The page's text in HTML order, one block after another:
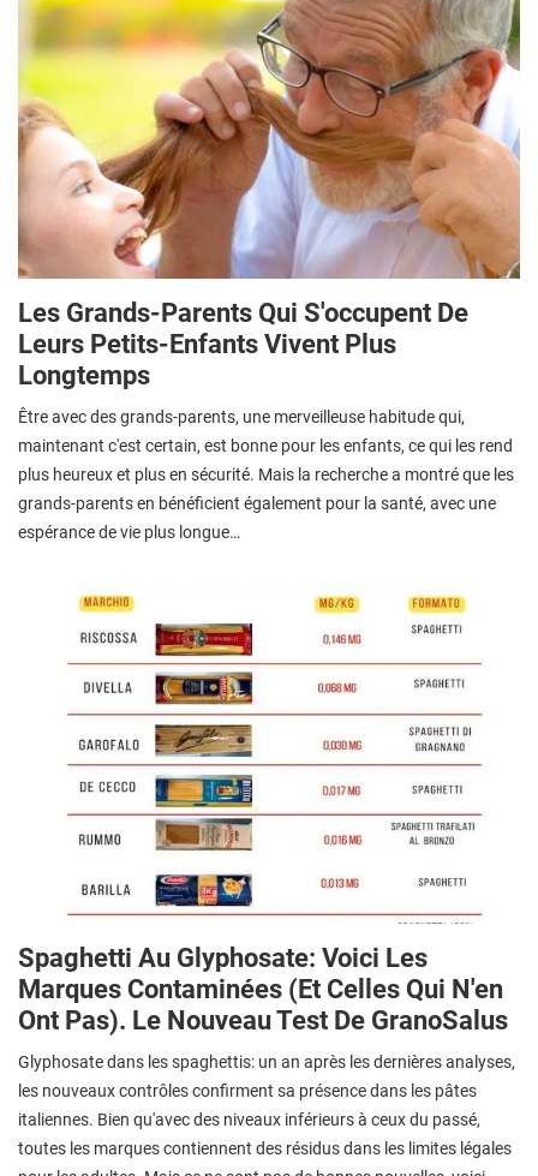
Les Grands-Parents Qui S'occupent De
Leurs Petits-Enfants Vivent Plus
Longtemps
Être avec des grands-parents, une merveilleuse habitude qui,
maintenant c'est certain, est bonne pour les enfants, ce qui les rend
plus heureux et plus en sécurité. Mais la recherche a montré que les
grands-parents en bénéficient également pour la santé, avec une
espérance de vie plus longue…
Spaghetti Au Glyphosate: Voici Les
Marques Contaminées (et Celles Qui N'en
Ont Pas). Le Nouveau Test De GranoSalus
Glyphosate dans les spaghettis: un an après les dernières analyses,
les nouveaux contrôles confirment sa présence dans les pâtes
italiennes. Bien qu'avec des niveaux inférieurs à ceux du passé,
toutes les marques contiennent des résidus dans les limites légales